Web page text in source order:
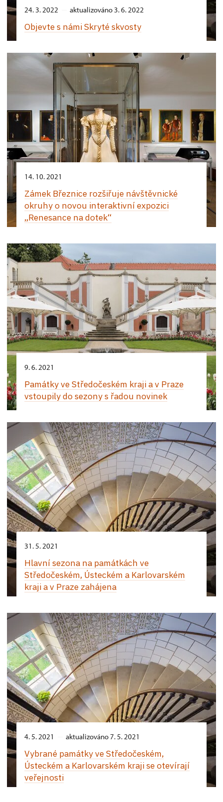
24. 3. 2022 aktualizováno 3. 6. 2022
Objevte s námi Skryté skvosty
14. 10. 2021
Zámek Březnice rozšiřuje návštěvnické
okruhy o novou interaktivní expozici
„Renesance na dotek“
9. 6. 2021
Památky ve Středočeském kraji a v Praze
vstoupily do sezony s řadou novinek
31. 5. 2021
Hlavní sezona na památkách ve
Středočeském, Ústeckém a Karlovarském
kraji a v Praze zahájena
4. 5. 2021 aktualizováno 7. 5. 2021
Vybrané památky ve Středočeském,
Ústeckém a Karlovarském kraji se otevírají
veřejnosti